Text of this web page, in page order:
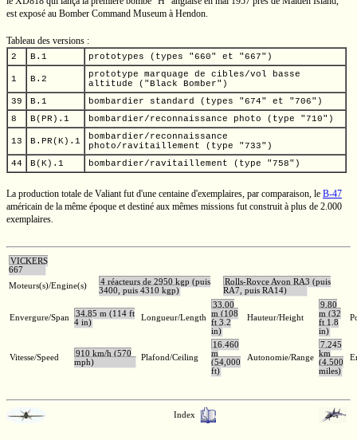
est exposé au Bomber Command Museum à Hendon.
Tableau des versions :
2 B.1 prototypes (types "660" et "667")
1 B.2
prototype marquage de cibles/vol basse
altitude ("Black Bomber")
39
B.1
bombardier standard (types "674" et "706")
8
B(PR).1 bombardier/reconnaissance photo (type "710")
13 B.PR(K).1
bombardier/reconnaissance
photo/ravitaillement (type "733")
44
B(K).1 bombardier/ravitaillement (type "758")
La production totale de Valiant fut d'une centaine d'exemplaires, par comparaison, le B-47
américain de la même époque et destiné aux mêmes missions fut construit à plus de 2.000
exemplaires.
VICKERS
667
Moteurs(s)/Engine(s)
4 réacteurs de 2950 kgp (puis
3400, puis 4310 kgp)
Rolls-Royce Avon RA3 (puis
RA7, puis RA14)
Envergure/Span
34,85 m (114 ft
4 in)
Longueur/Length
33,00
m (108
ft 3.2
in)
Hauteur/Height
9,80
m (32
ft 1.8
in)
Vitesse/Speed
910 km/h (570
mph)
Plafond/Ceiling
16.460
m
(54,000
ft)
Autonomie/Range
7.245
km
(4,500
miles)
Index